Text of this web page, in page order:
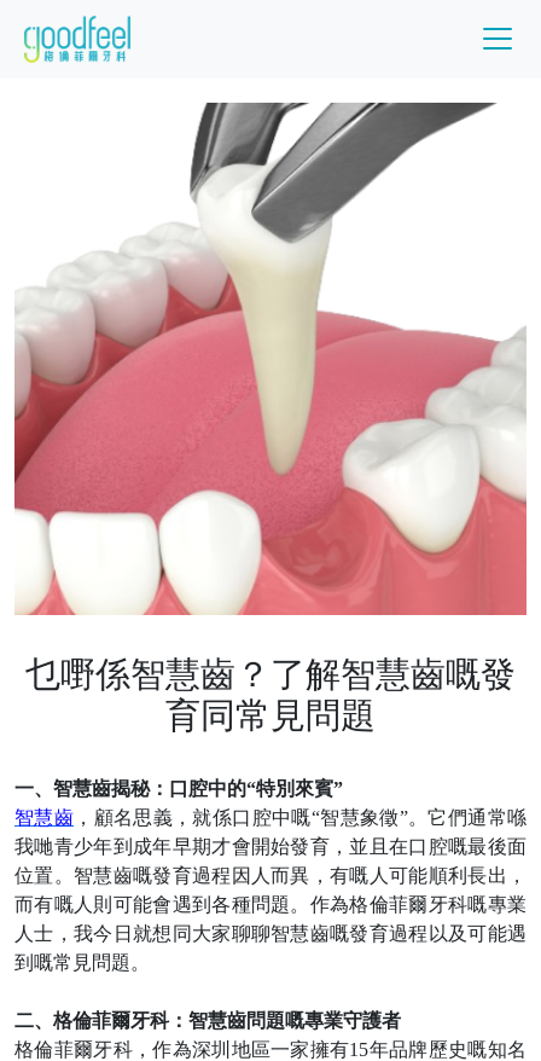
乜嘢係智慧齒？了解智慧齒嘅發
育同常見問題
一、智慧齒揭秘：口腔中的“特別來賓”
智慧齒 ，顧名思義，就係口腔中嘅“智慧象徵”。它們通常喺
我哋青少年到成年早期才會開始發育，並且在口腔嘅最後面
位置。智慧齒嘅發育過程因人而異，有嘅人可能順利長出，
而有嘅人則可能會遇到各種問題。作為格倫菲爾牙科嘅專業
人士，我今日就想同大家聊聊智慧齒嘅發育過程以及可能遇
到嘅常見問題。
二、格倫菲爾牙科：智慧齒問題嘅專業守護者
格倫菲爾牙科，作為深圳地區一家擁有15年品牌歷史嘅知名